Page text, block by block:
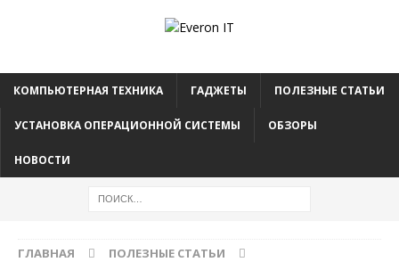
КОМПЬЮТЕРНАЯ ТЕХНИКА ГАДЖЕТЫ ПОЛЕЗНЫЕ СТАТЬИ
УСТАНОВКА ОПЕРАЦИОННОЙ СИСТЕМЫ ОБЗОРЫ
НОВОСТИ
ГЛАВНАЯ
ПОЛЕЗНЫЕ СТАТЬИ